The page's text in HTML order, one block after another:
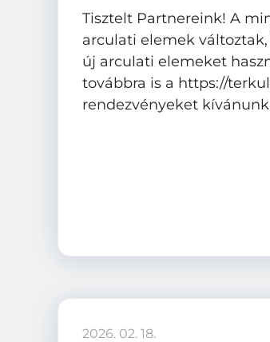
Tisztelt Partnereink! A
arculati elemek
új arculati elemeket
továbbra is a https://
rendezvényeket
2026. 02. 18.